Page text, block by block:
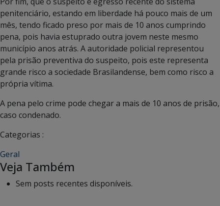
penitenciário, estando em liberdade há pouco mais de um
mês, tendo ficado preso por mais de 10 anos cumprindo
pena, pois havia estuprado outra jovem neste mesmo
município anos atrás. A autoridade policial representou
pela prisão preventiva do suspeito, pois este representa
grande risco a sociedade Brasilandense, bem como risco a
própria vítima.
A pena pelo crime pode chegar a mais de 10 anos de prisão,
caso condenado.
Categorias :
Geral
Veja Também
Sem posts recentes disponíveis.